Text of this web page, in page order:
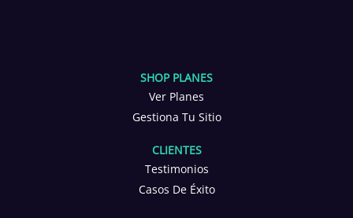
SHOP PLANES
Ver Planes
Gestiona Tu Sitio
CLIENTES
Testimonios
Casos De Éxito